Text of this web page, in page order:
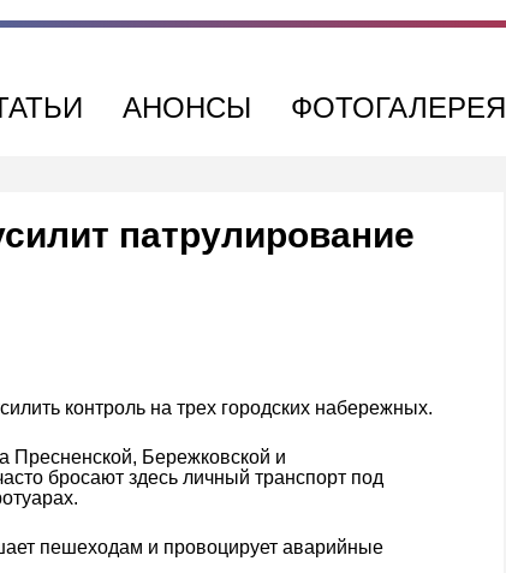
АНОНСЫ ФОТОГАЛЕРЕЯ
патрулирование
контроль на трех городских набережных.
Пресненской, Бережковской и
бросают здесь личный транспорт под
пешеходам и провоцирует аварийные